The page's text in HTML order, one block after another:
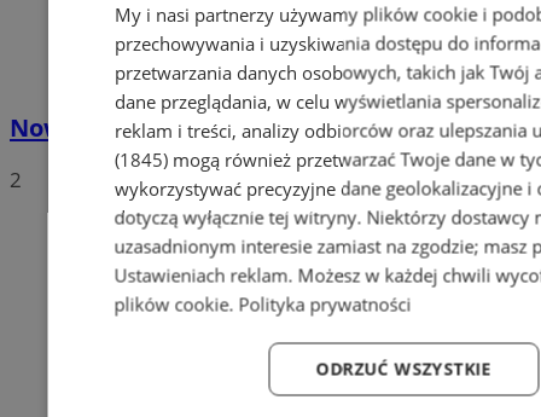
Nowe stawki za odbiór odpadów
2
My i nasi partnerzy używamy plików cookie i
przechowywania i uzyskiwania dostępu do
przetwarzania danych osobowych, takich jak
dane przeglądania, w celu wyświetlania
reklam i treści, analizy odbiorców oraz ulepszania
(1845)mogą również przetwarzać Twoje dane w
wykorzystywać precyzyjne dane geolokalizacyjne
dotyczą wyłącznie tej witryny. Niektórzy dostawcy
uzasadnionym interesie zamiast na zgodzie; masz
Ustawieniach reklam. Możesz w każdej chwili
plików cookie. Polityka prywatności
ODRZUĆ WSZYSTKIE